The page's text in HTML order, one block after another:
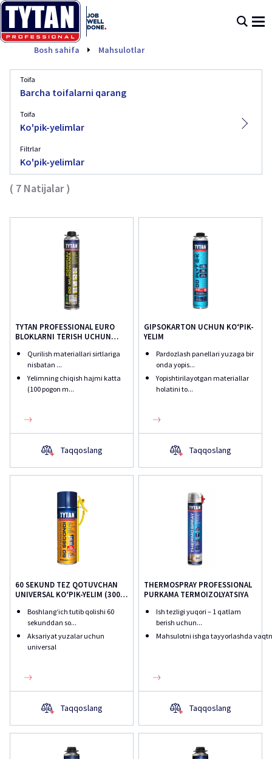
Bosh sahifa Mahsulotlar
Toifa
Barcha toifalarni qarang
Toifa
Ko'pik-yelimlar
Filtrlar
Ko'pik-yelimlar
( 7 Natijalar)
TYTAN PROFESSIONAL EURO
BLOKLARNI TERISH UCHUN
Qurilish materiallari sirtlariga
nisbatan ...
Yelimning chiqish hajmi katta
(100 pogon m...
Taqqoslang
GIPSOKARTON UCHUN KO‘PIK-
YELIM
Pardozlash panellari yuzaga bir
onda yopis...
Yopishtirilayotgan materiallar
holatini to...
Taqqoslang
60 SEKUND TEZ QOTUVCHAN
UNIVERSAL KO‘PIK-YELIM (300
Boshlang‘ich tutib qolishi 60
sekunddan so...
Aksariyat yuzalar uchun
universal
Taqqoslang
THERMOSPRAY PROFESSIONAL
PURKAMA TERMOIZOLYATSIYA
Ish tezligi yuqori – 1 qatlam
berish uchun...
Mahsulotni ishga tayyorlashda
Taqqoslang